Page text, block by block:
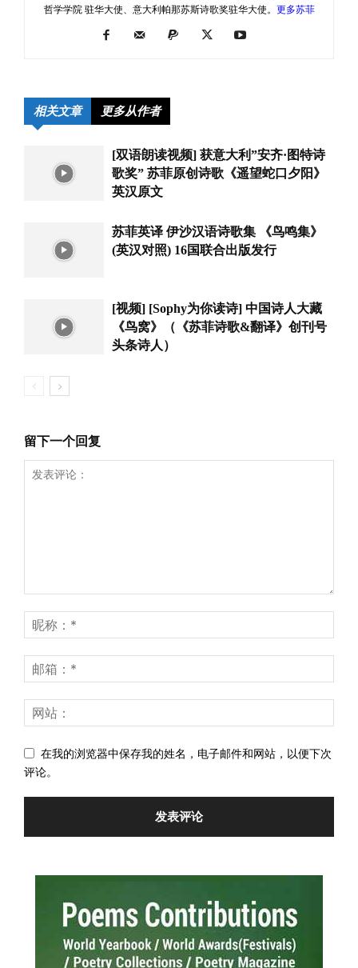
哲学学院 驻华大使、意大利帕那苏斯诗歌奖驻华大使。 更多苏菲
相关文章 更多从作者
[双语朗读视频] 获意大利”安齐·图特诗
歌奖” 苏菲原创诗歌《遥望蛇口夕阳》
英汉原文
苏菲英译 伊沙汉语诗歌集 《鸟鸣集》
(英汉对照) 16国联合出版发行
[视频] [Sophy为你读诗] 中国诗人大藏
《鸟窝》（《苏菲诗歌&翻译》创刊号
头条诗人）
留下一个回复
在我的浏览器中保存我的姓名，电子邮件和网站，以便下次
评论。